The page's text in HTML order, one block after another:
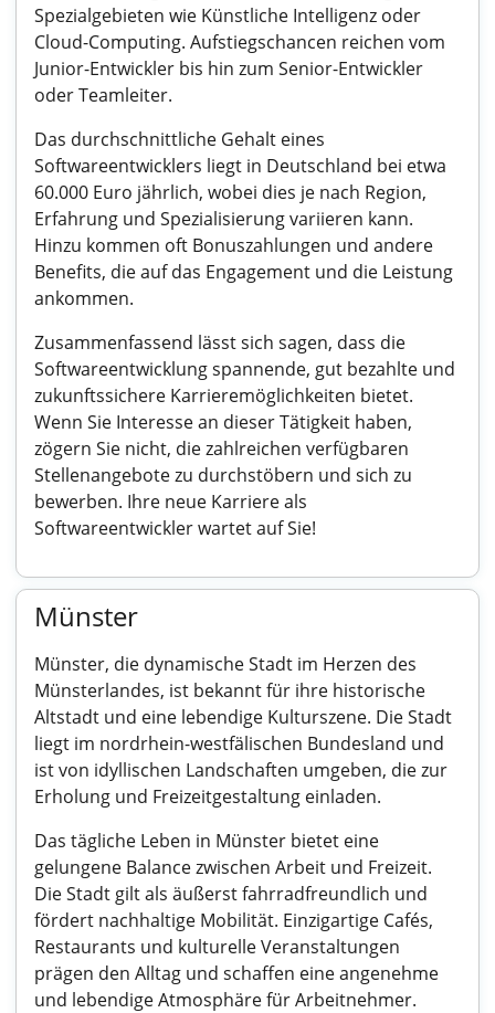
Spezialgebieten wie Künstliche Intelligenz oder
Cloud-Computing. Aufstiegschancen reichen vom
Junior-Entwickler bis hin zum Senior-Entwickler
oder Teamleiter.
Das durchschnittliche Gehalt eines
Softwareentwicklers liegt in Deutschland bei etwa
60.000 Euro jährlich, wobei dies je nach Region,
Erfahrung und Spezialisierung variieren kann.
Hinzu kommen oft Bonuszahlungen und andere
Benefits, die auf das Engagement und die Leistung
ankommen.
Zusammenfassend lässt sich sagen, dass die
Softwareentwicklung spannende, gut bezahlte und
zukunftssichere Karrieremöglichkeiten bietet.
Wenn Sie Interesse an dieser Tätigkeit haben,
zögern Sie nicht, die zahlreichen verfügbaren
Stellenangebote zu durchstöbern und sich zu
bewerben. Ihre neue Karriere als
Softwareentwickler wartet auf Sie!
Münster
Münster, die dynamische Stadt im Herzen des
Münsterlandes, ist bekannt für ihre historische
Altstadt und eine lebendige Kulturszene. Die Stadt
liegt im nordrhein-westfälischen Bundesland und
ist von idyllischen Landschaften umgeben, die zur
Erholung und Freizeitgestaltung einladen.
Das tägliche Leben in Münster bietet eine
gelungene Balance zwischen Arbeit und Freizeit.
Die Stadt gilt als äußerst fahrradfreundlich und
fördert nachhaltige Mobilität. Einzigartige Cafés,
Restaurants und kulturelle Veranstaltungen
prägen den Alltag und schaffen eine angenehme
und lebendige Atmosphäre für Arbeitnehmer.